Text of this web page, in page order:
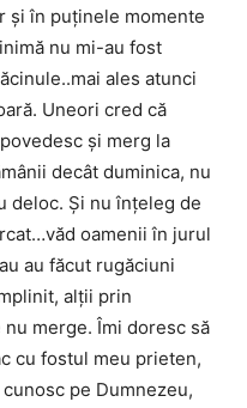
şi în puţinele momente
nu mi-au fost
ales atunci
Uneori cred că
şi merg la
decât duminica, nu
deloc. Şi nu înţeleg de
oamenii în jurul
au făcut rugăciuni
alţii prin
merge. Îmi doresc să
cu fostul meu prieten,
pe Dumnezeu,